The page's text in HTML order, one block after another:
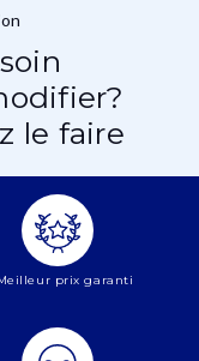
le faire
prix garanti